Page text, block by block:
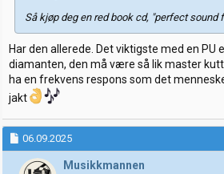
Så kjøp deg en red book cd, "perfect sound
Har den allerede. Det viktigste med en PU
diamanten, den må være så lik master
ha en frekvens respons som det
jakt
06.09.2025
Musikkmannen